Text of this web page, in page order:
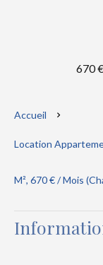
670
Accueil
Location
M², 670 € / Mois